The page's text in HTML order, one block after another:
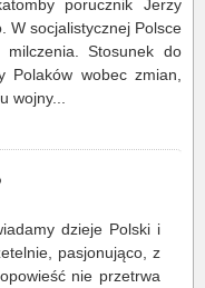
porucznik Jerzy
W socjalistycznej Polsce
Stosunek do
Polaków wobec zmian,
wojny...
dzieje Polski i
pasjonująco, z
nie przetrwa